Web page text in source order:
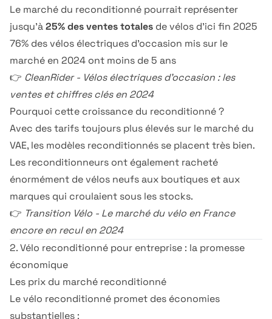
Le marché du reconditionné pourrait représenter
jusqu'à25% des ventes totales de vélos d'ici fin 2025
76% des vélos électriques d'occasion mis sur le
marché en 2024 ont moins de 5 ans
👉 CleanRider - Vélos électriques d'occasion : les
ventes et chiffres clés en 2024
Pourquoi cette croissance du reconditionné ?
Avec des tarifs toujours plus élevés sur le marché du
VAE, les modèles reconditionnés se placent très bien.
Les reconditionneurs ont également racheté
énormément de vélos neufs aux boutiques et aux
marques qui croulaient sous les stocks.
👉 Transition Vélo - Le marché du vélo en France
encore en recul en 2024
2. Vélo reconditionné pour entreprise : la promesse
économique
Les prix du marché reconditionné
Le vélo reconditionné promet des économies
substantielles :